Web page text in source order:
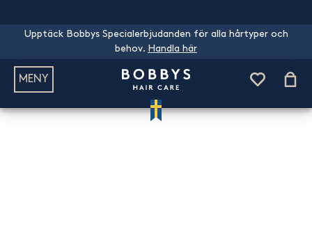
Upptäck Bobbys Specialerbjudanden för alla hårtyper och
behov. Handla här
MENY